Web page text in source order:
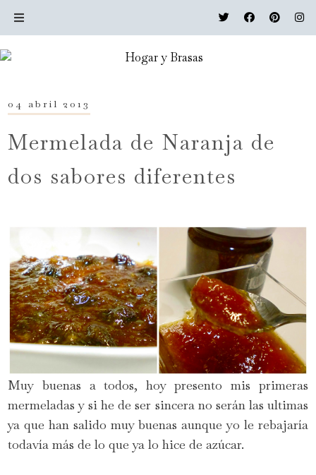
04 abril 2013
Mermelada de Naranja de
dos sabores diferentes
Muy buenas a todos, hoy presento mis primeras
mermeladas y si he de ser sincera no serán las ultimas
ya que han salido muy buenas aunque yo le rebajaría
todavía más de lo que ya lo hice de azúcar.